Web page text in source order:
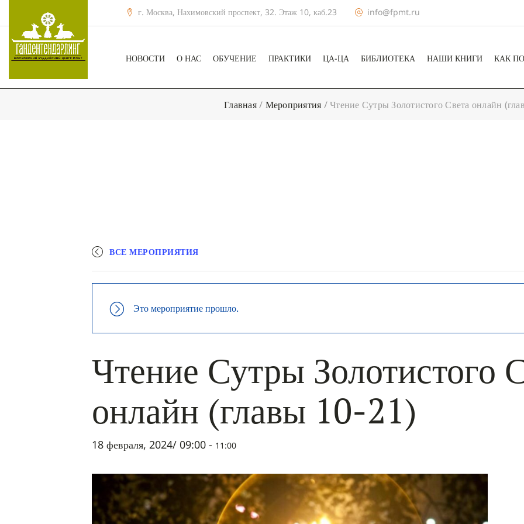
г. Москва, Нахимовский проспект, 32. Этаж 10, каб.23 info@fpmt.ru
НОВОСТИ О НАС ОБУЧЕНИЕ ПРАКТИКИ ЦА-ЦА БИБЛИОТЕКА НАШИ КНИГИ КАК
Главная/ Мероприятия /Чтение Сутры Золотистого Света онлайн
ВСЕ МЕРОПРИЯТИЯ
Это мероприятие прошло.
Чтение Сутры Золотистого
онлайн (главы 10-21)
18 февраля, 2024/ 09:00 - 11:00